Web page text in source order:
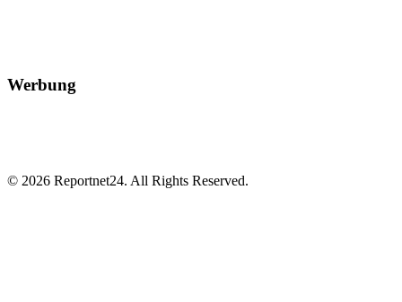
Werbung
© 2026 Reportnet24. All Rights Reserved.